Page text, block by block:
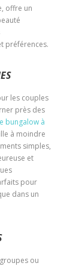
offre un
préférences.
les couples
près des
bungalow à
à moindre
simples,
et
pour
dans un
ou